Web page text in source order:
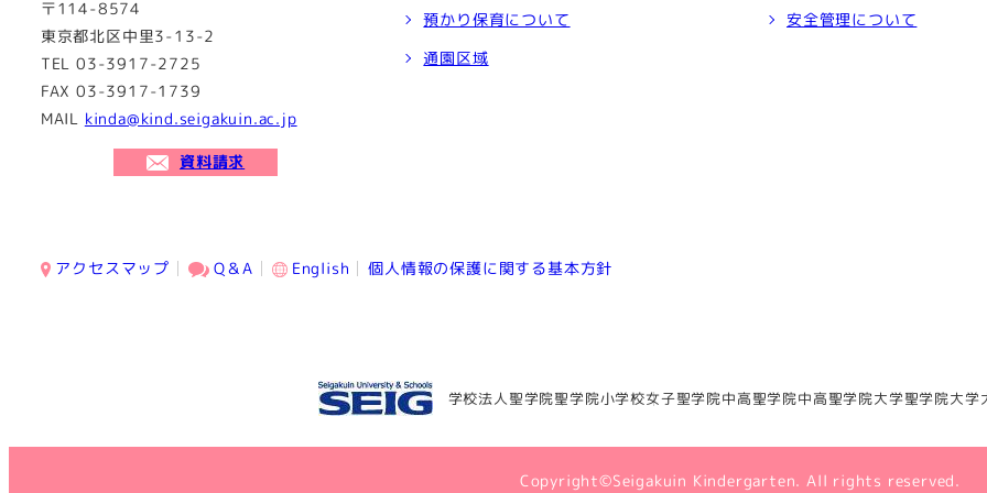
〒114-8574
東京都北区中里3-13-2
TEL 03-3917-2725
FAX 03-3917-1739
MAIL kinda@kind.seigakuin.ac.jp
資料請求
預かり保育について
通園区域
安全管理について
アクセスマップ Q＆A English 個人情報の保護に関する基本方針
学校法人聖学院聖学院小学校女子聖学院中高聖学院中高聖学院大学聖学院大学
Copyright©Seigakuin Kindergarten. All rights reserved.